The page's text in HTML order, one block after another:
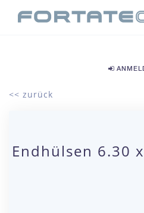
<< zurück
Endhülsen 6.30